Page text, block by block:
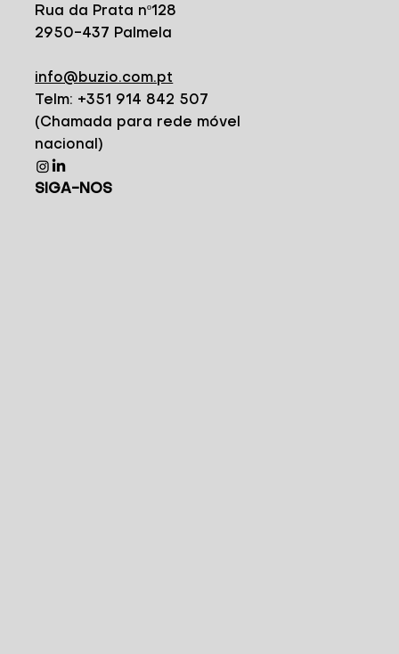
Rua da Prata nº128
2950-437 Palmela
info@buzio.com.pt
Telm: +351 914 842 507
(Chamada para rede móvel
nacional)
SIGA-NOS